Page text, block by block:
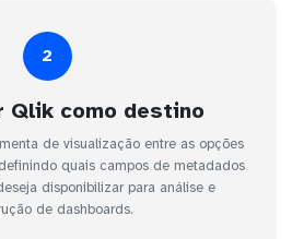
2
Qlik como destino
de visualização entre as opções
quais campos de metadados
disponibilizar para análise e
de dashboards.